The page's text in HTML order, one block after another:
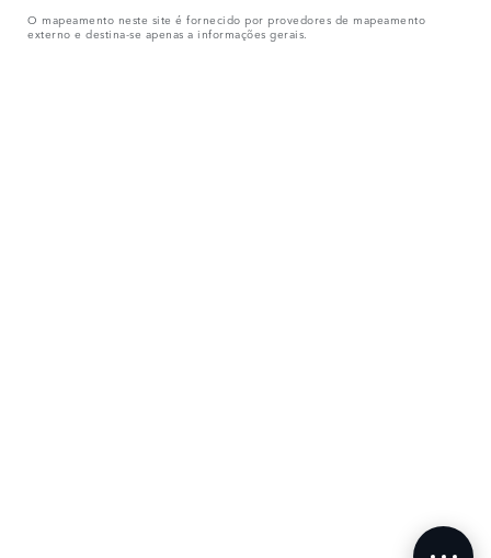
O mapeamento neste site é fornecido por provedores de mapeamento
externo e destina-se apenas a informações gerais.